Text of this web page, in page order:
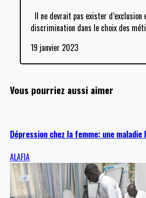
Il ne devrait pas exister d’exclusion
discrimination dans le choix des
19 janvier 2023
Vous pourriez aussi aimer
Dépression chez la femme: une maladie
ALAFIA